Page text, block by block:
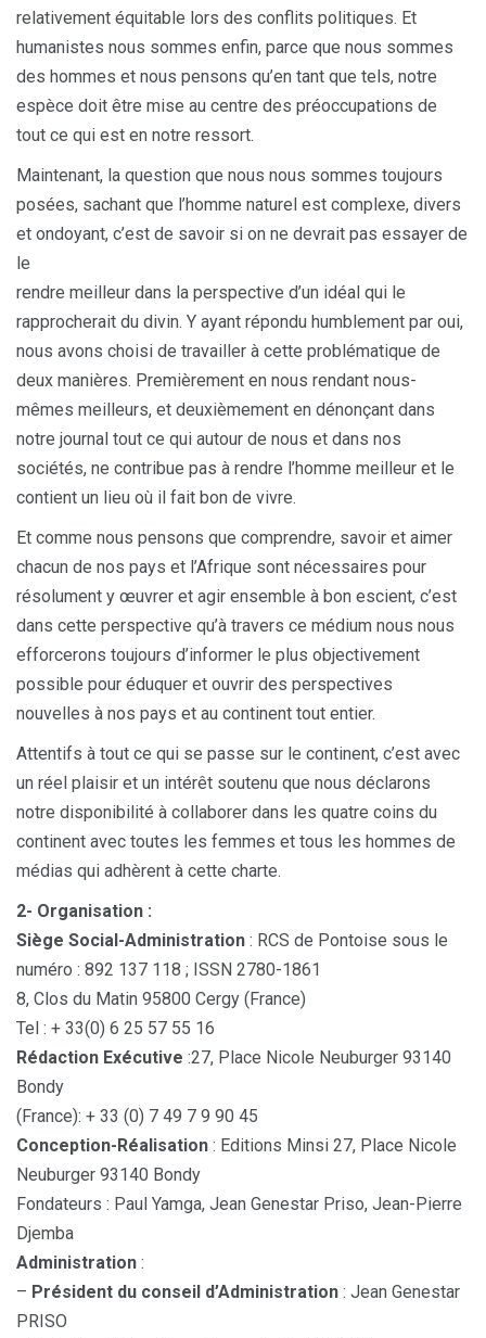
relativement équitable lors des conflits politiques. Et
humanistes nous sommes enfin, parce que nous sommes
des hommes et nous pensons qu’en tant que tels, notre
espèce doit être mise au centre des préoccupations de
tout ce qui est en notre ressort.
Maintenant, la question que nous nous sommes toujours
posées, sachant que l’homme naturel est complexe, divers
et ondoyant, c’est de savoir si on ne devrait pas essayer de
le
rendre meilleur dans la perspective d’un idéal qui le
rapprocherait du divin. Y ayant répondu humblement par oui,
nous avons choisi de travailler à cette problématique de
deux manières. Premièrement en nous rendant nous-
mêmes meilleurs, et deuxièmement en dénonçant dans
notre journal tout ce qui autour de nous et dans nos
sociétés, ne contribue pas à rendre l’homme meilleur et le
contient un lieu où il fait bon de vivre.
Et comme nous pensons que comprendre, savoir et aimer
chacun de nos pays et l’Afrique sont nécessaires pour
résolument y œuvrer et agir ensemble à bon escient, c’est
dans cette perspective qu’à travers ce médium nous nous
efforcerons toujours d’informer le plus objectivement
possible pour éduquer et ouvrir des perspectives
nouvelles à nos pays et au continent tout entier.
Attentifs à tout ce qui se passe sur le continent, c’est avec
un réel plaisir et un intérêt soutenu que nous déclarons
notre disponibilité à collaborer dans les quatre coins du
continent avec toutes les femmes et tous les hommes de
médias qui adhèrent à cette charte.
2- Organisation :
Siège Social-Administration : RCS de Pontoise sous le
numéro : 892 137 118 ; ISSN 2780-1861
8, Clos du Matin 95800 Cergy (France)
Tel : + 33(0) 6 25 57 55 16
Rédaction Exécutive :27, Place Nicole Neuburger 93140
Bondy
(France): + 33 (0) 7 49 7 9 90 45
Conception-Réalisation : Editions Minsi 27, Place Nicole
Neuburger 93140 Bondy
Fondateurs : Paul Yamga, Jean Genestar Priso, Jean-Pierre
Djemba
Administration :
– Président du conseil d’Administration : Jean Genestar
PRISO